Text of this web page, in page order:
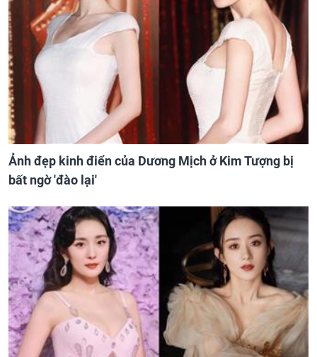
Ảnh đẹp kinh điển của Dương Mịch ở Kim Tượng bị
bất ngờ 'đào lại'